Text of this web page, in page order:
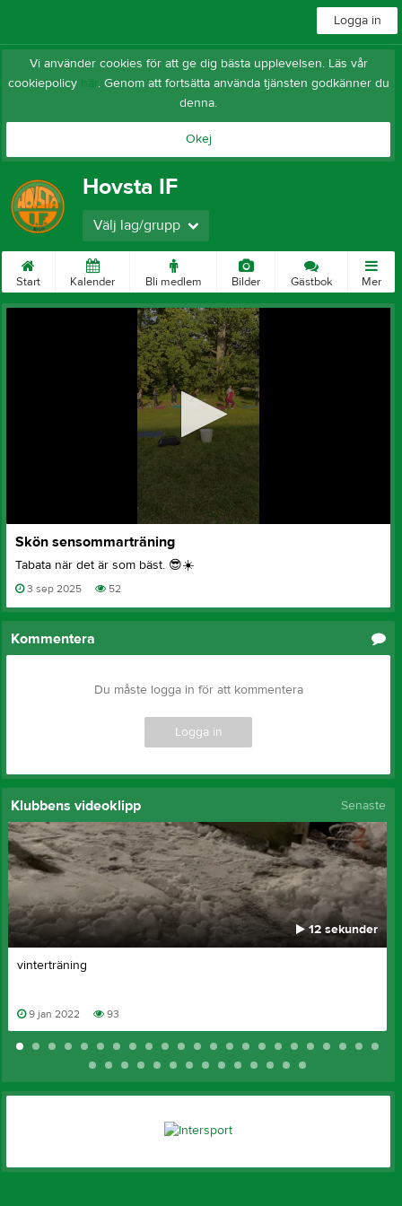
Logga in
Vi använder cookies för att ge dig bästa upplevelsen. Läs vår
cookiepolicy här. Genom att fortsätta använda tjänsten godkänner du
denna.
Okej
Hovsta IF
Välj lag/grupp
Start Kalender Bli medlem Bilder Gästbok Mer
seconds
of
seconds
Skön sensommarträning
Tabata när det är som bäst. 😎☀️
3 sep 2025 52
Kommentera
Du måste logga in för att kommentera
Logga in
Klubbens videoklipp Senaste
12 sekunder
vinterträning
9 jan 2022 93